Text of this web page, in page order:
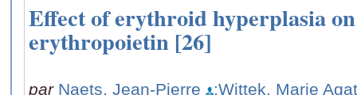
Effect of erythroid hyperplasia
erythropoietin [26]
par Naets, Jean-Pierre
;Wittek, Marie